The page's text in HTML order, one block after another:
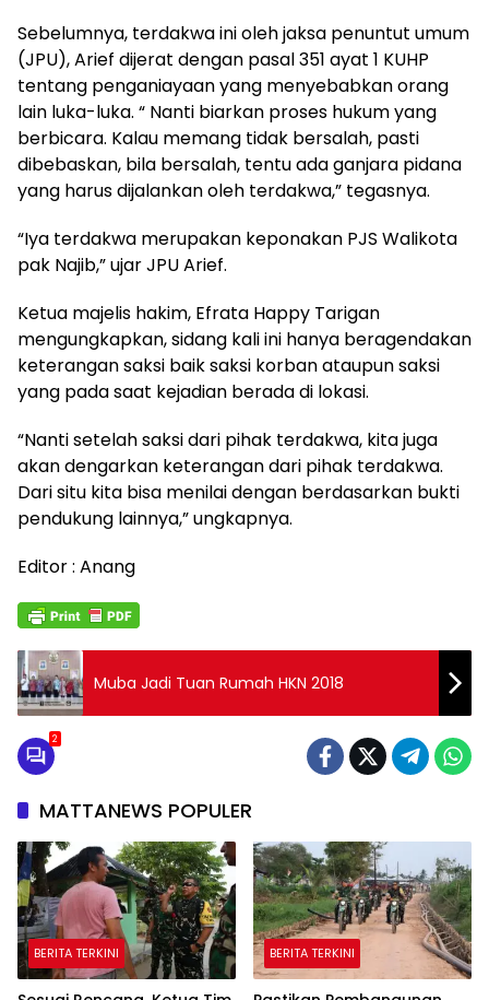
Sebelumnya, terdakwa ini oleh jaksa penuntut umum
(JPU), Arief dijerat dengan pasal 351 ayat 1 KUHP
tentang penganiayaan yang menyebabkan orang
lain luka-luka. “ Nanti biarkan proses hukum yang
berbicara. Kalau memang tidak bersalah, pasti
dibebaskan, bila bersalah, tentu ada ganjara pidana
yang harus dijalankan oleh terdakwa,” tegasnya.
“Iya terdakwa merupakan keponakan PJS Walikota
pak Najib,” ujar JPU Arief.
Ketua majelis hakim, Efrata Happy Tarigan
mengungkapkan, sidang kali ini hanya beragendakan
keterangan saksi baik saksi korban ataupun saksi
yang pada saat kejadian berada di lokasi.
“Nanti setelah saksi dari pihak terdakwa, kita juga
akan dengarkan keterangan dari pihak terdakwa.
Dari situ kita bisa menilai dengan berdasarkan bukti
pendukung lainnya,” ungkapnya.
Editor : Anang
Muba Jadi Tuan Rumah HKN 2018
2
MATTANEWS POPULER
BERITA TERKINI BERITA TERKINI